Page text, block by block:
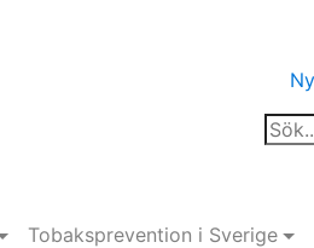
Tobaksprevention i Sverige